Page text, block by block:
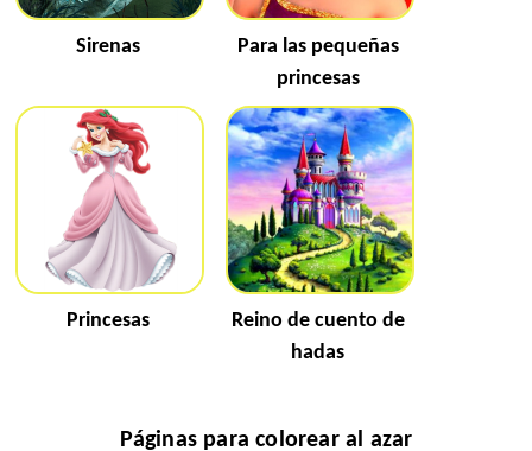
Sirenas
Para las pequeñas
princesas
Princesas
Reino de cuento de
hadas
Páginas para colorear al azar